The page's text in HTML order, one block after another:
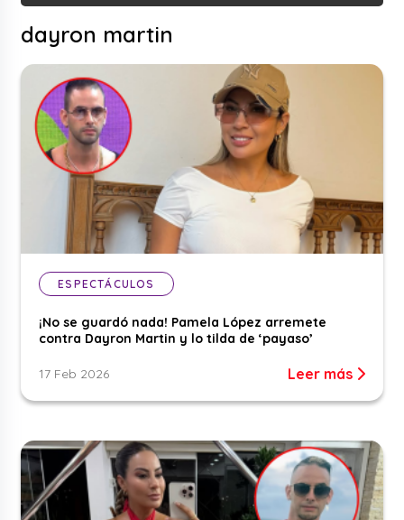
dayron martin
ESPECTÁCULOS
¡No se guardó nada! Pamela López arremete
contra Dayron Martin y lo tilda de ‘payaso’
17 Feb 2026 Leer más